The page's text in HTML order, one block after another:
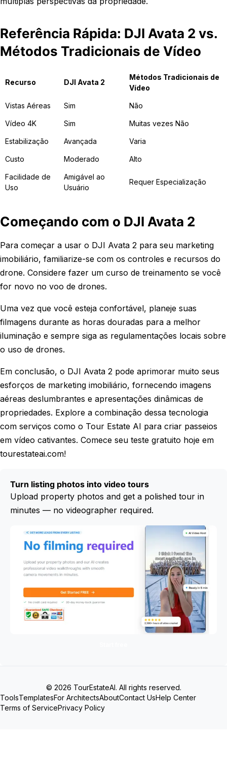
Referência Rápida: DJI Avata 2 vs.
Métodos Tradicionais de Vídeo
Recurso DJI Avata 2
Métodos Tradicionais de
Vídeo
Vistas Aéreas Sim Não
Vídeo 4K Sim Muitas vezes Não
Estabilização Avançada Varia
Custo Moderado Alto
Facilidade de
Uso
Amigável ao
Usuário
Requer Especialização
Começando com o DJI Avata 2
Para começar a usar o DJI Avata 2 para seu marketing
imobiliário, familiarize-se com os controles e recursos do
drone. Considere fazer um curso de treinamento se você
for novo no voo de drones.
Uma vez que você esteja confortável, planeje suas
filmagens durante as horas douradas para a melhor
iluminação e sempre siga as regulamentações locais sobre
o uso de drones.
Em conclusão, o DJI Avata 2 pode aprimorar muito seus
esforços de marketing imobiliário, fornecendo imagens
aéreas deslumbrantes e apresentações dinâmicas de
propriedades. Explore a combinação dessa tecnologia
com serviços como o Tour Estate AI para criar passeios
em vídeo cativantes. Comece seu teste gratuito hoje em
tourestateai.com!
Turn listing photos into video tours
Upload property photos and get a polished tour in
minutes — no videographer required.
© 2026 TourEstateAI. All rights reserved.
ToolsTemplatesFor ArchitectsAboutContact UsHelp Center
Terms of ServicePrivacy Policy